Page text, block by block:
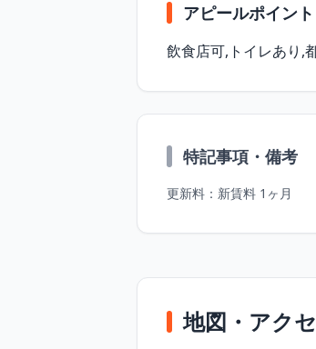
アピールポイント
飲⾷店可,トイレあり,
特記事項・備考
更新料：新賃料 1ヶ⽉
地図・アク